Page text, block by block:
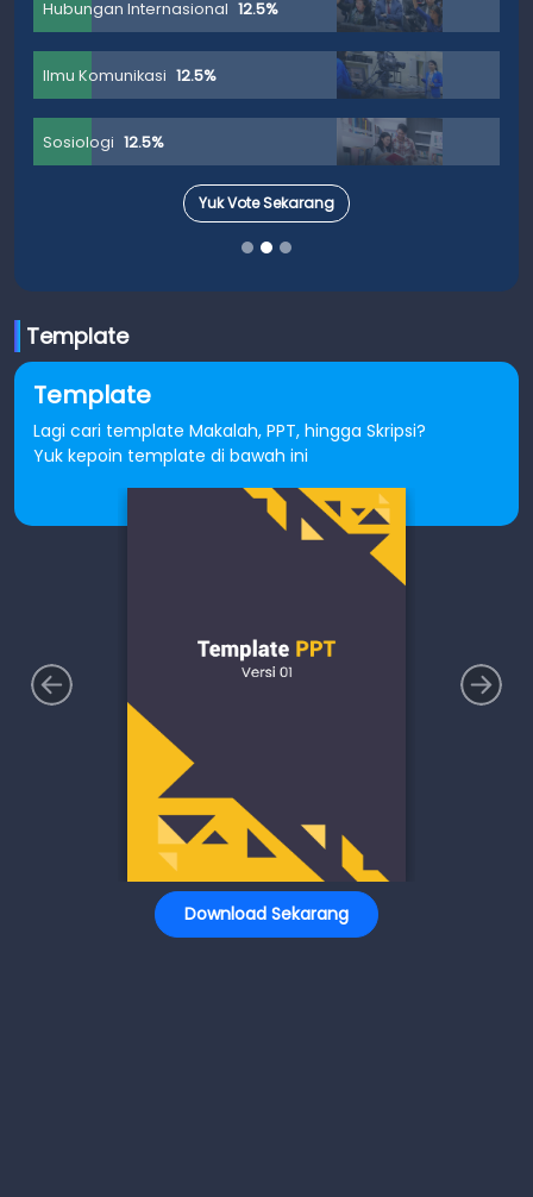
Hubungan Internasional 12.5%
Ilmu Komunikasi 12.5%
Sosiologi 12.5%
Yuk Vote Sekarang
Template
Template
Lagi cari template Makalah, PPT, hingga Skripsi?
Yuk kepoin template di bawah ini
Download Sekarang